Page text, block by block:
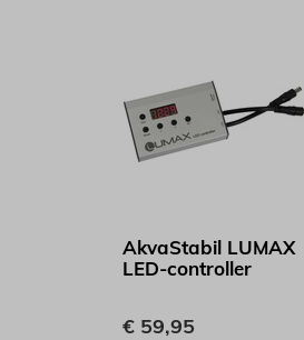
AkvaStabil LUMAX
LED-controller
€ 59,95